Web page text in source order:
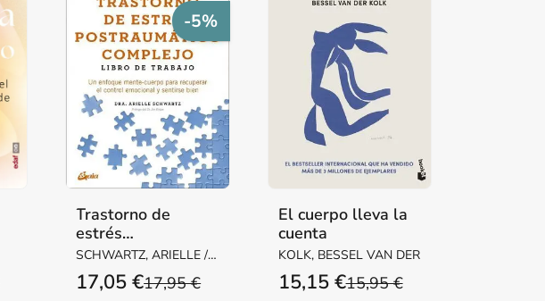
-5%
Trastorno de
estrés
postraumático
complejo: Libro de
trabajo
SCHWARTZ, ARIELLE /
KNIPE, JIM
17,95 €
17,05 €
El cuerpo lleva la
cuenta
KOLK, BESSEL VAN DER
15,95 €
15,15 €